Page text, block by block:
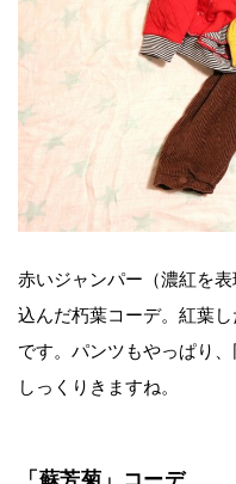
赤いジャンパー（濃紅を
込んだ朽葉コーデ。紅葉
です。パンツもやっぱり
しっくりきますね。